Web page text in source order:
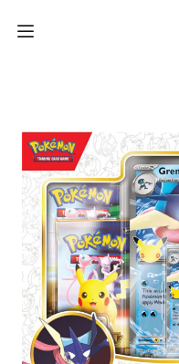
Pokémon TCG 30th